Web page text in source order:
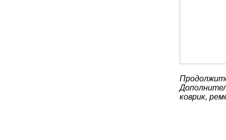
коврик,